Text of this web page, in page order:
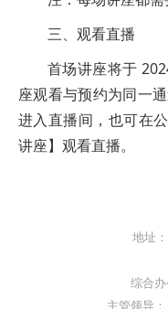
三、观看直播
首场讲座将于
座观看与预约为同一
进入直播间，也可在
讲座】观看直播。
地址
综合
主管领导